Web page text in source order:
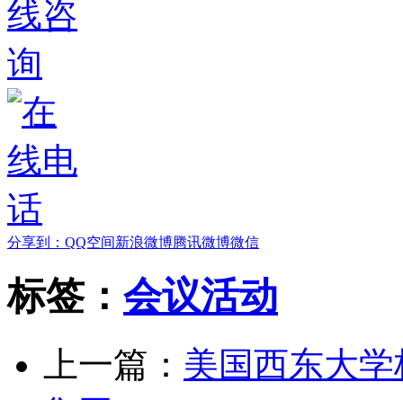
分享到： QQ空间新浪微博腾讯微博微信
标签： 会议活动
上一篇： 美国西东大学